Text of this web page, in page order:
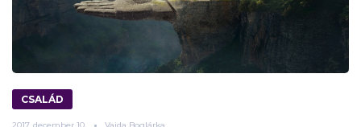
CSALÁD